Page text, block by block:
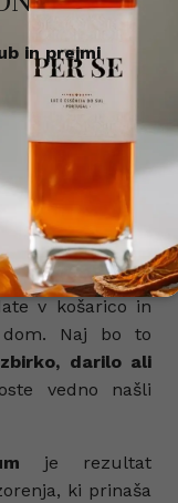
premium 18 in
različica
– od gladkih in
not, do
zahtevnejše
hiter, varen in
lahko izberete
v košarico in
dom. Naj bo to
darilo ali
vedno našli
je rezultat
ki prinaša
in prejmi